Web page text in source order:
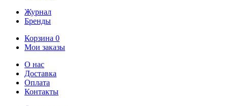
Журнал
Бренды
Корзина 0
Мои заказы
О нас
Доставка
Оплата
Контакты